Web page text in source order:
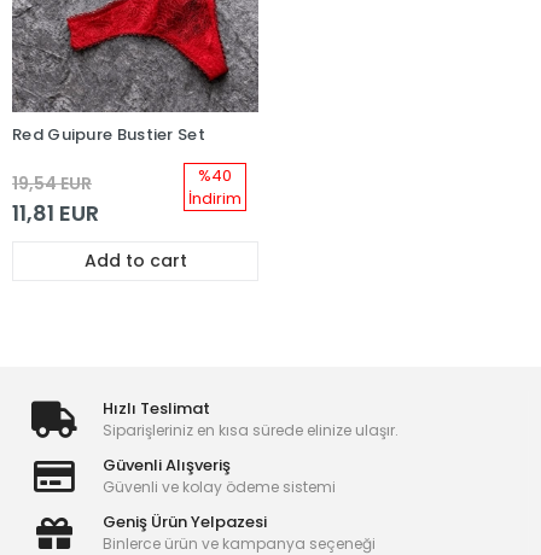
%40
İndirim
Red Guipure Bustier Set
19,54 EUR
11,81 EUR
Add to cart
Hızlı Teslimat
Siparişleriniz en kısa sürede elinize ulaşır.
Güvenli Alışveriş
Güvenli ve kolay ödeme sistemi
Geniş Ürün Yelpazesi
Binlerce ürün ve kampanya seçeneği